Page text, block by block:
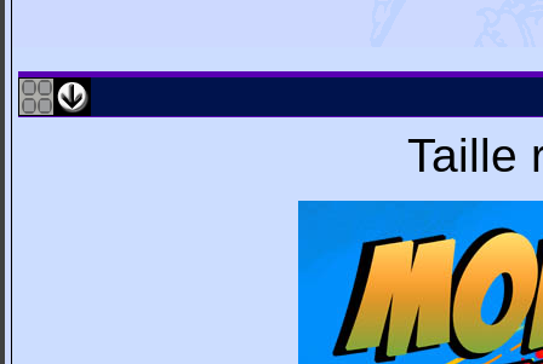
Taille